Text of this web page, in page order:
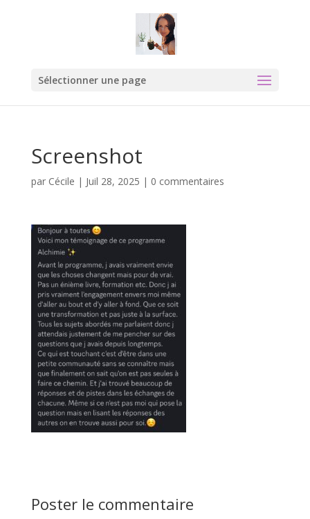
Sélectionner une page
Screenshot
par Cécile | Juil 28, 2025 | 0 commentaires
Poster le commentaire